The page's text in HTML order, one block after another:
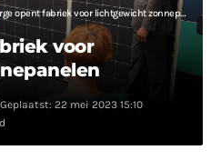
opent fabriek voor lichtgewicht zonnepanelen
voor
Geplaatst: 22 mei 2023 15:10